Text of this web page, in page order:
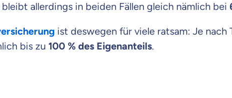
allerdings in beiden Fällen gleich nämlich bei
ist deswegen für viele ratsam: Je
bis zu 100 % des Eigenanteils.